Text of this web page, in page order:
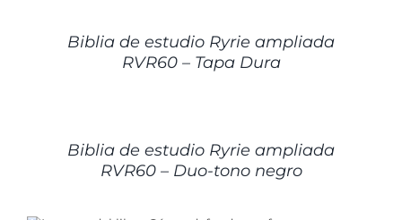
Biblia de estudio Ryrie ampliada
RVR60 – Tapa Dura
Biblia de estudio Ryrie ampliada
RVR60 – Duo-tono negro